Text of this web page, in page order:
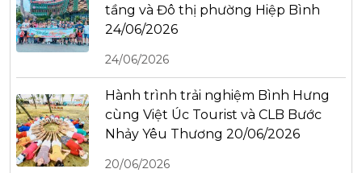
tầng và Đô thị phường Hiệp Bình
24/06/2026
24/06/2026
Hành trình trải nghiệm Bình Hưng
cùng Việt Úc Tourist và CLB Bước
Nhảy Yêu Thương 20/06/2026
20/06/2026